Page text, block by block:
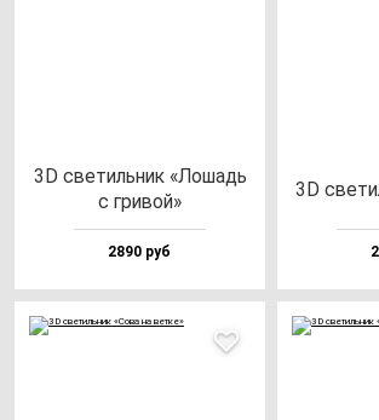
3D све­тиль­ник «Лошадь
с гри­вой»
2890 руб
3D